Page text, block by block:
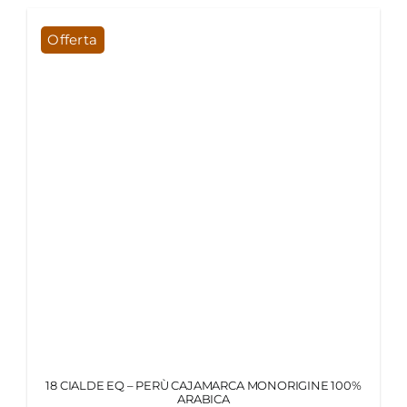
Offerta
18 CIALDE EQ – PERÙ CAJAMARCA MONORIGINE 100%
ARABICA